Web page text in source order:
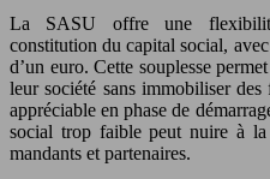
La SASU offre une
constitution du capital social,
d’un euro. Cette souplesse
leur société sans immobiliser
appréciable en phase de
social trop faible peut nuire à
mandants et partenaires.